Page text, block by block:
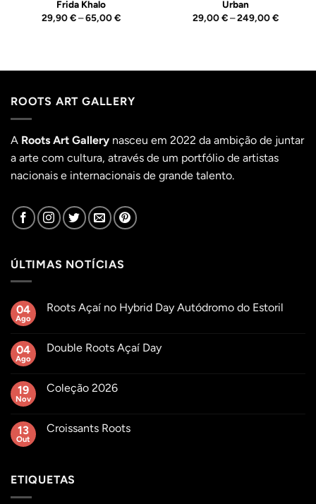
Frida Khalo
29,90€ – 65,00€Price
Urban
29,00€ – 249,00€Price
ROOTS ART GALLERY
A Roots Art Gallery nasceu em 2022 da ambição de juntar
a arte com cultura, através de um portfólio de artistas
nacionais e internacionais de grande talento.
ÚLTIMAS NOTÍCIAS
04
Ago
Roots Açaí no Hybrid Day Autódromo do Estoril
Roots
Day
Autódromo
04
Ago
Double Roots Açaí Day
Double
19
Nov
Coleção 2026
Coleção
13
Out
Croissants Roots
Roots
ETIQUETAS